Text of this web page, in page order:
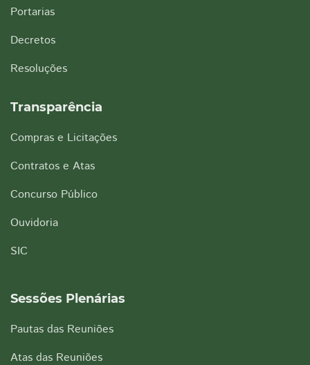
Portarias
Decretos
Resoluções
Transparência
Compras e Licitações
Contratos e Atas
Concurso Público
Ouvidoria
SIC
Sessões Plenárias
Pautas das Reuniões
Atas das Reuniões